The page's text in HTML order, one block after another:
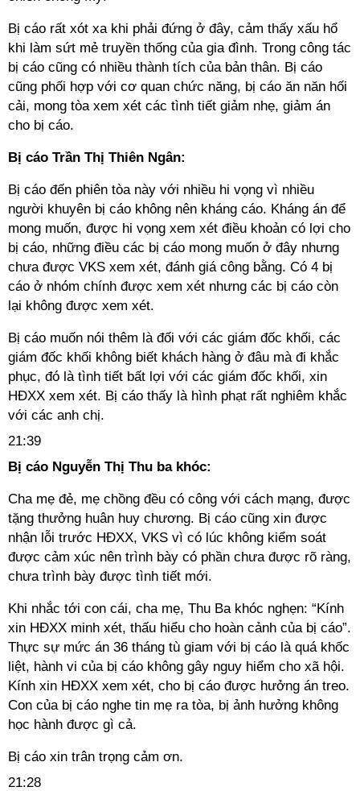
Bị cáo rất xót xa khi phải đứng ở đây, cảm thấy xấu hổ
khi làm sứt mẻ truyền thống của gia đình. Trong công tác
bị cáo cũng có nhiều thành tích của bản thân. Bị cáo
cũng phối hợp với cơ quan chức năng, bị cáo ăn năn hối
cải, mong tòa xem xét các tình tiết giảm nhẹ, giảm án
cho bị cáo.
Bị cáo Trần Thị Thiên Ngân:
Bị cáo đến phiên tòa này với nhiều hi vọng vì nhiều
người khuyên bị cáo không nên kháng cáo. Kháng án để
mong muốn, được hi vọng xem xét điều khoản có lợi cho
bị cáo, những điều các bị cáo mong muốn ở đây nhưng
chưa được VKS xem xét, đánh giá công bằng. Có 4 bị
cáo ở nhóm chính được xem xét nhưng các bị cáo còn
lại không được xem xét.
Bị cáo muốn nói thêm là đối với các giám đốc khối, các
giám đốc khối không biết khách hàng ở đâu mà đi khắc
phục, đó là tình tiết bất lợi với các giám đốc khối, xin
HĐXX xem xét. Bị cáo thấy là hình phạt rất nghiêm khắc
với các anh chị.
21:39
Bị cáo Nguyễn Thị Thu ba khóc:
Cha mẹ đẻ, mẹ chồng đều có công với cách mạng, được
tặng thưởng huân huy chương. Bị cáo cũng xin được
nhận lỗi trước HĐXX, VKS vì có lúc không kiểm soát
được cảm xúc nên trình bày có phần chưa được rõ ràng,
chưa trình bày được tình tiết mới.
Khi nhắc tới con cái, cha mẹ, Thu Ba khóc nghẹn: “Kính
xin HĐXX minh xét, thấu hiểu cho hoàn cảnh của bị cáo”.
Thực sự mức án 36 tháng tù giam với bị cáo là quá khốc
liệt, hành vi của bị cáo không gây nguy hiểm cho xã hội.
Kính xin HĐXX xem xét, cho bị cáo được hưởng án treo.
Con của bị cáo nghe tin mẹ ra tòa, bị ảnh hưởng không
học hành được gì cả.
Bị cáo xin trân trọng cảm ơn.
21:28